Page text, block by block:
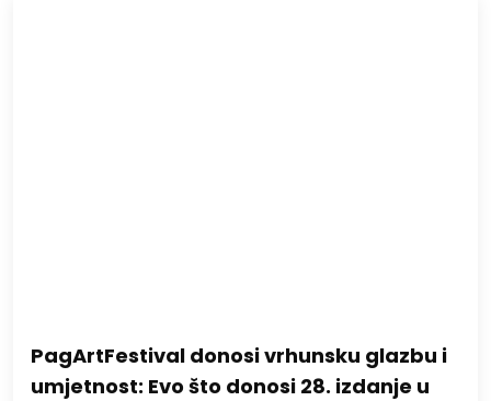
PagArtFestival donosi vrhunsku glazbu i
umjetnost: Evo što donosi 28. izdanje u